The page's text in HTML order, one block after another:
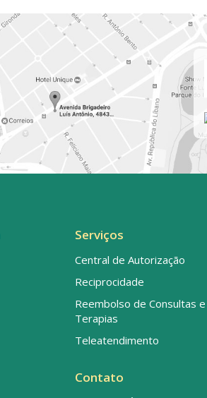
Serviços
Central de Autorização
Reciprocidade
Reembolso de Consultas e
Terapias
Teleatendimento
Contato